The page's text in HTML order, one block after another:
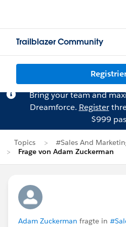
Trailblazer Community
Bring your team and
Dreamforce. Register
$999
Topics
#Sales And
Frage von Adam Zuckerman
Adam Zuckerman fragte in